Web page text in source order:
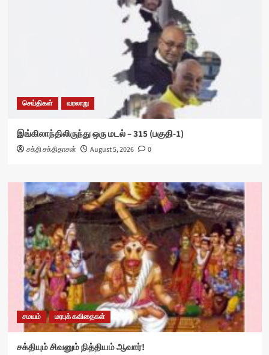
செய்திகள் வரலாறு
இங்கிலாந்திலிருந்து ஒரு மடல் – 315 (பகுதி-1)
சக்தி சக்திதாசன் August 5, 2026 0
சமயம் மரபுக் கவிதைகள்
சக்தியும் சிவனும் நித்தியம் ஆவார்!